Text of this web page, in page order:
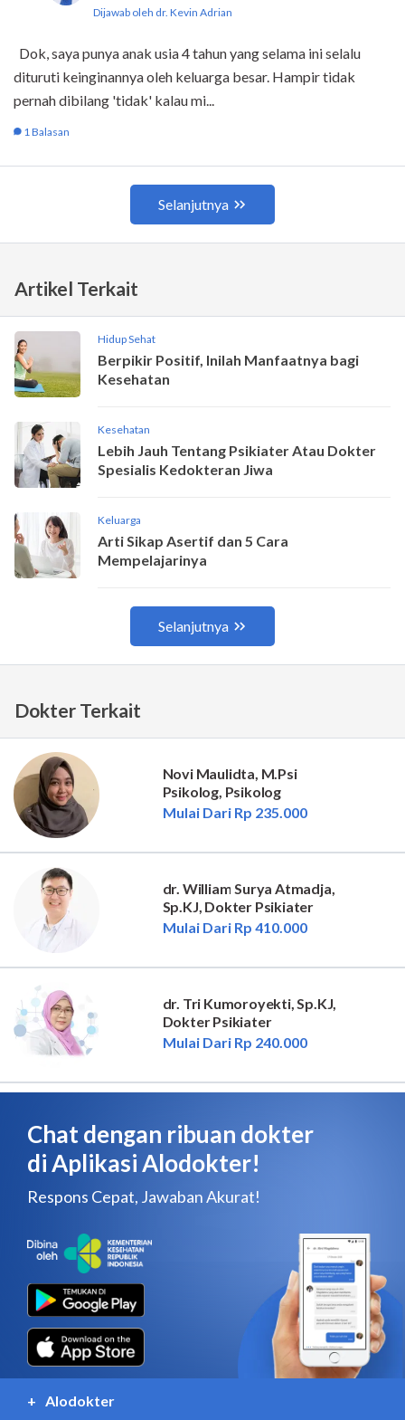
Dokter Terkait